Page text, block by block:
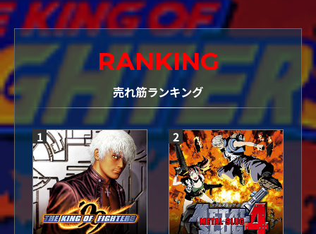
RANKING
売れ筋ランキング
1 2
ペ
ー
ジ
送
り